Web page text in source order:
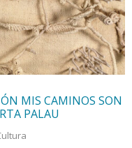
MIS CAMINOS SON
PALAU